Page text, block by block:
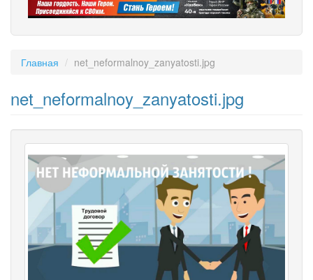
Главная net_neformalnoy_zanyatosti.jpg
net_neformalnoy_zanyatosti.jpg